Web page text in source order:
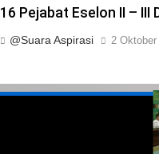
16 Pejabat Eselon II – III
@Suara Aspirasi 2 Oktober